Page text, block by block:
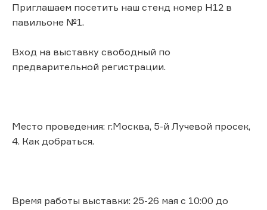
Приглашаем посетить наш стенд номер Н12 в
павильоне №1.
Вход на выставку свободный по
предварительной регистрации.
Место проведения: г.Москва, 5-й Лучевой просек,
4. Как добраться.
Время работы выставки: 25-26 мая с 10:00 до